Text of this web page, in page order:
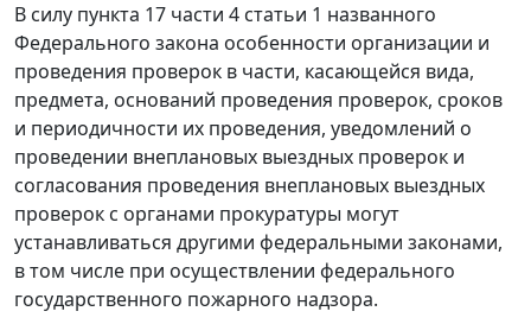
В силу пункта 17 части 4 статьи 1 названного
Федерального закона особенности организации и
проведения проверок в части, касающейся вида,
предмета, оснований проведения проверок, сроков
и периодичности их проведения, уведомлений о
проведении внеплановых выездных проверок и
согласования проведения внеплановых выездных
проверок с органами прокуратуры могут
устанавливаться другими федеральными законами,
в том числе при осуществлении федерального
государственного пожарного надзора.